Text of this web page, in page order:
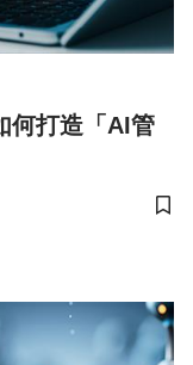
何打造「AI管
儲